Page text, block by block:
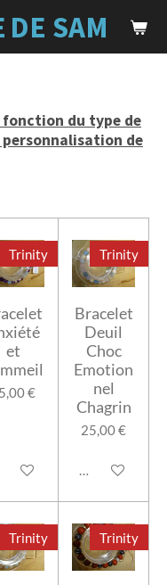
DE SAM
du type de
de
Trinity
et
€
au panier
Trinity
Bracelet
Deuil
Choc
Emotion
nel
Chagrin
25,00 €
Ajouter au
Trinity Trinity